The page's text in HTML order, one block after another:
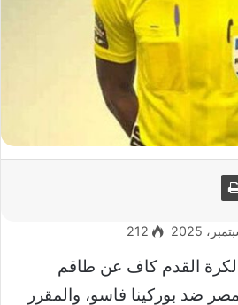
212
لكرة القدم كاف عن طاقم
ضد بوركينا فاسو، والمقرر